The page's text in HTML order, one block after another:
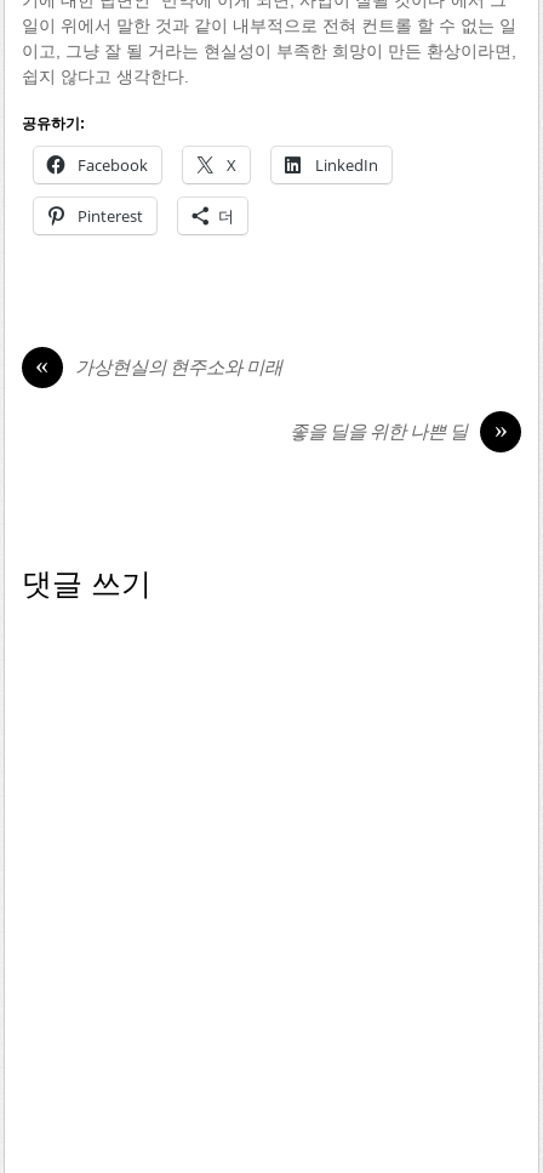
일이 위에서 말한 것과 같이 내부적으로 전혀 컨트롤 할 수 없는 일
이고, 그냥 잘 될 거라는 현실성이 부족한 희망이 만든 환상이라면,
쉽지 않다고 생각한다.
공유하기:
Facebook X LinkedIn
Pinterest 더
« 가상현실의 현주소와 미래
»
좋을 딜을 위한 나쁜 딜
댓글 쓰기